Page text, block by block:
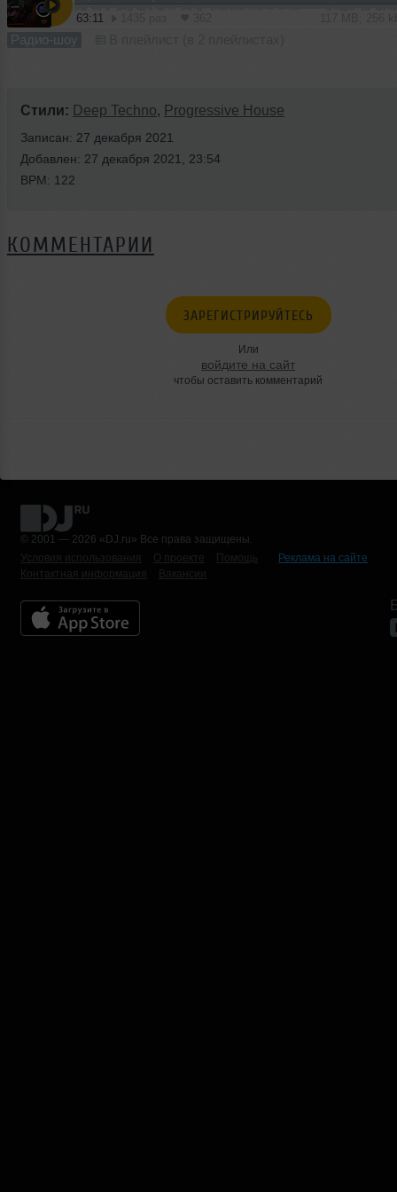
63:11
Радио-шоу
Стили: Deep Techno, Progressive House
Записан: 27 декабря 2021
Добавлен: 27 декабря 2021, 23:54
BPM: 122
КОММЕНТАРИИ
ЗАРЕГИСТРИРУЙТЕСЬ
Или
войдите на сайт
чтобы оставить комментарий
© 2001 — 2026 «DJ.ru» Все права защищены.
Условия использования
О проекте Помощь
Реклама на сайте
Контактная информация
Вакансии